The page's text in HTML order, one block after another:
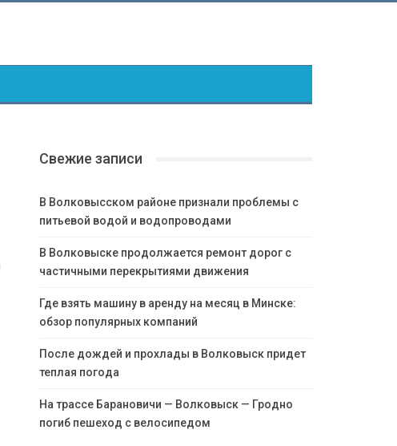
Свежие записи
В Волковысском районе признали проблемы с
питьевой водой и водопроводами
В Волковыске продолжается ремонт дорог с
частичными перекрытиями движения
Где взять машину в аренду на месяц в Минске:
обзор популярных компаний
После дождей и прохлады в Волковыск придет
теплая погода
На трассе Барановичи — Волковыск — Гродно
погиб пешеход с велосипедом